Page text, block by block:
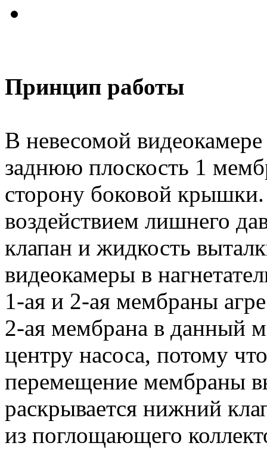
Принцип работы
В невесомой
заднюю плоскость 1
сторону боковой
воздействием лишнего
клапан и жидкость
видеокамеры в
1-ая и 2-ая мембраны
2-ая мембрана в данный
центру насоса, потому
перемещение мембраны
раскрывается нижний
из поглощающего